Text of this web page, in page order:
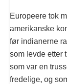
Europeere tok
amerikanske
før indianerne
som levde etter
som var en
fredelige, og